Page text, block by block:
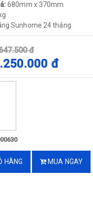
680mm x 370mm
Sunhome 24 tháng​
đ
đ
HÀNG MUA NGAY